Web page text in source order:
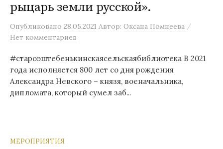
рыцарь земли русской».
Опубликовано 28.05.2021 Автор: Оксана Помпеева /
Нет комментариев
#староэштебенькинскаясельскаябиблиотека В 2021
года исполняется 800 лет со дня рождения
Александра Невского – князя, военачальника,
дипломата, который сумел заб...
МЕРОПРИЯТИЯ